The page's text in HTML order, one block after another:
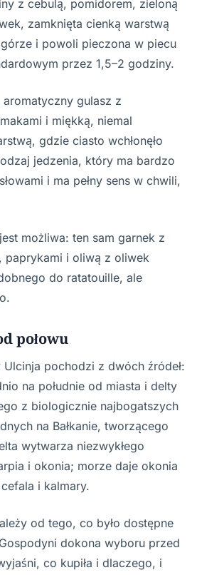
z cebulą, pomidorem, zieloną
zamknięta cienką warstwą
i powoli pieczona w piecu
przez 1,5–2 godziny.
gulasz z
i miękką, niemal
gdzie ciasto wchłonęło
jedzenia, który ma bardzo
i ma pełny sens w chwili,
możliwa: ten sam garnek z
paprykami i oliwą z oliwek
do ratatouille, ale
połowu
pochodzi z dwóch źródeł:
na południe od miasta i delty
z biologicznie najbogatszych
na Bałkanie, tworzącego
wytwarza niezwykłego
i okonia; morze daje okonia
i kalmary.
od tego, co było dostępne
dokona wyboru przed
co kupiła i dlaczego, i